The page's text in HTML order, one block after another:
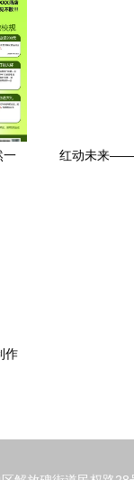
一
红动未来——
作